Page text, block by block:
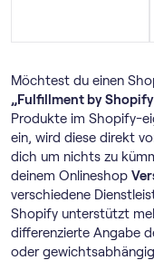
Möchtest du einen
„Fulfillment by
Produkte im Shopify-
ein, wird diese direkt
dich um nichts zu
deinem Onlineshop
verschiedene
Shopify unterstützt
differenzierte Angabe
oder